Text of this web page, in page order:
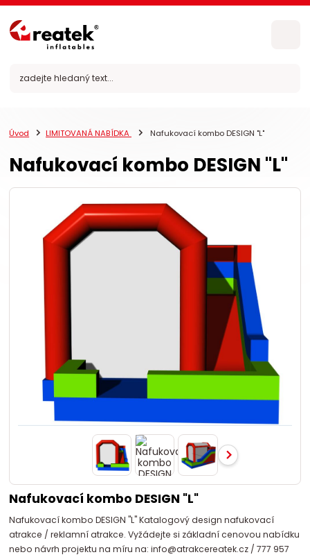
Úvod LIMITOVANÁ NABÍDKA Nafukovací kombo DESIGN "L"
Nafukovací kombo DESIGN "L"
Nafukovací kombo DESIGN "L"
Nafukovací kombo DESIGN "L" Katalogový design nafukovací
atrakce / reklamní atrakce. Vyžádejte si základní cenovou nabídku
nebo návrh projektu na míru na: info@atrakcereatek.cz / 777 957